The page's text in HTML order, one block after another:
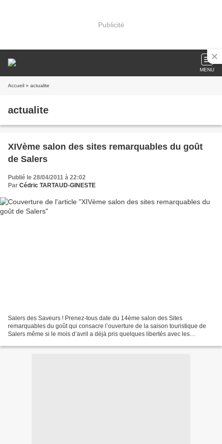
Publicité
MENU
Accueil » actualite
actualite
XIVème salon des sites remarquables du goût
de Salers
Publié le 28/04/2011 à 22:02
Par Cédric TARTAUD-GINESTE
Salers des Saveurs ! Prenez-tous date du 14ème salon des Sites
remarquables du goût qui consacre l’ouverture de la saison touristique de
Salers même si le mois d’avril a déjà pris quelques libertés avec les